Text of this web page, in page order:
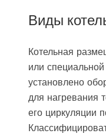
Виды
Котельная
или
установлено
для нагревания
его циркуляции